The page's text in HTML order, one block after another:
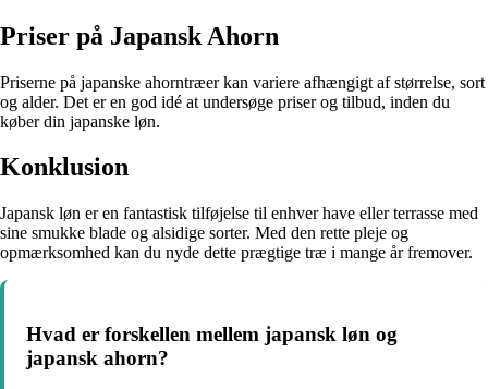
Priser på Japansk Ahorn
Priserne på japanske ahorntræer kan variere afhængigt af størrelse, sort
og alder. Det er en god idé at undersøge priser og tilbud, inden du
køber din japanske løn.
Konklusion
Japansk løn er en fantastisk tilføjelse til enhver have eller terrasse med
sine smukke blade og alsidige sorter. Med den rette pleje og
opmærksomhed kan du nyde dette prægtige træ i mange år fremover.
Hvad er forskellen mellem japansk løn og
japansk ahorn?